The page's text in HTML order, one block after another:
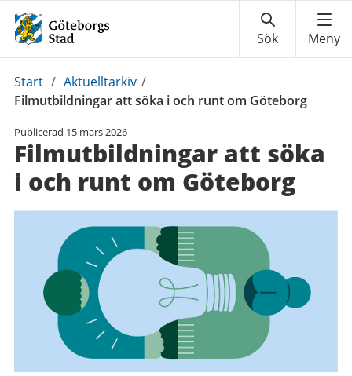
Du
är
Start / Aktuelltarkiv /
Filmutbildningar att söka i och runt om Göteborg
Publicerad 15 mars 2026
Filmutbildningar att söka
i och runt om Göteborg